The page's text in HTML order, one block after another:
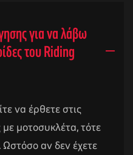
για να λάβω
του Riding
να έρθετε στις
μοτοσυκλέτα, τότε
αν δεν έχετε